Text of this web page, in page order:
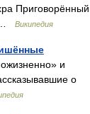
Приговорённый
…
Википедия
и
о